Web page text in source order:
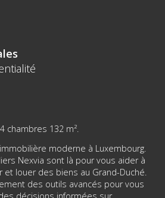
chambres 132 m².
moderne à Luxembourg.
Nexvia sont là pour vous aider à
et louer des biens au Grand-Duché.
des outils avancés pour vous